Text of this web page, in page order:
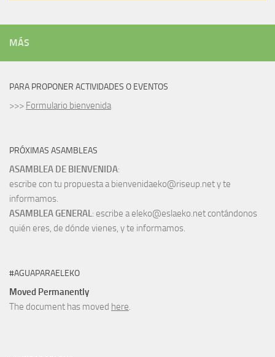
MÁS
PARA PROPONER ACTIVIDADES O EVENTOS
>>> Formulario bienvenida
PRÓXIMAS ASAMBLEAS
ASAMBLEA DE BIENVENIDA:
escribe con tu propuesta a bienvenidaeko@riseup.net y te
informamos.
ASAMBLEA GENERAL: escribe a eleko@eslaeko.net contándonos
quién eres, de dónde vienes, y te informamos.
#AGUAPARAELEKO
Moved Permanently
The document has moved here.